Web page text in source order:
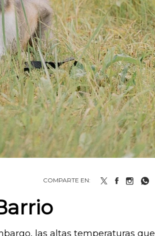
COMPARTE EN:
las altas temperaturas que